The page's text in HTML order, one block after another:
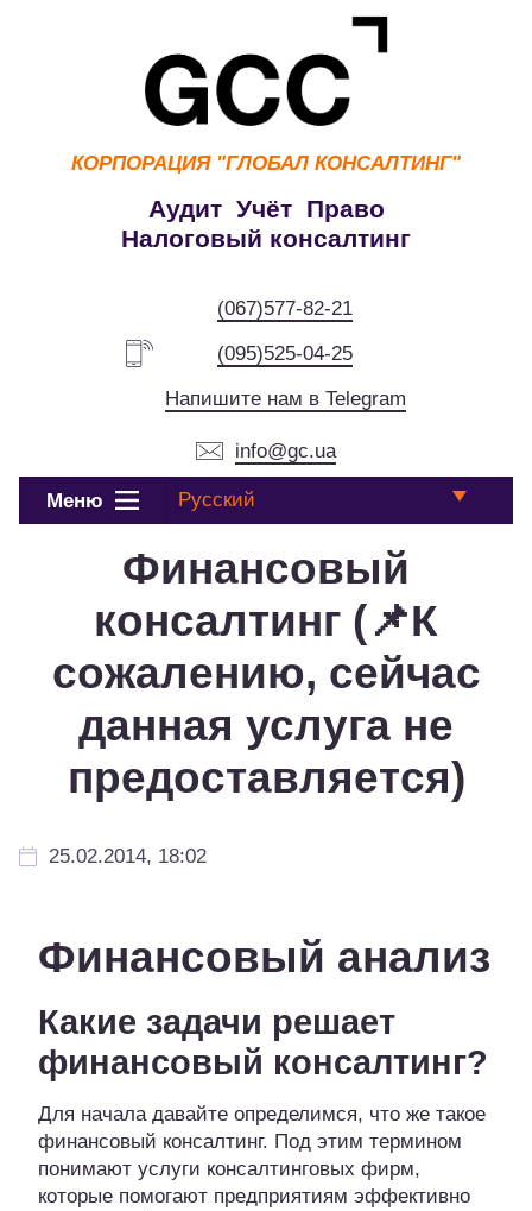
КОРПОРАЦИЯ "ГЛОБАЛ КОНСАЛТИНГ"
Аудит Учёт Право
Налоговый консалтинг
(067)577-82-21
(095)525-04-25
Напишите нам в Telegram
info@gc.ua
Меню Русский
Финансовый
консалтинг (📌К
сожалению, сейчас
данная услуга не
предоставляется)
25.02.2014, 18:02
Финансовый анализ
Какие задачи решает
финансовый консалтинг?
Для начала давайте определимся, что же такое
финансовый консалтинг. Под этим термином
понимают услуги консалтинговых фирм,
которые помогают предприятиям эффективно